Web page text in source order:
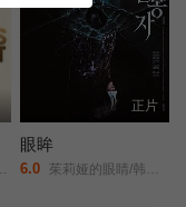
正片
眼眸
6.0 茱莉娅的眼睛/韩版/Eyes/